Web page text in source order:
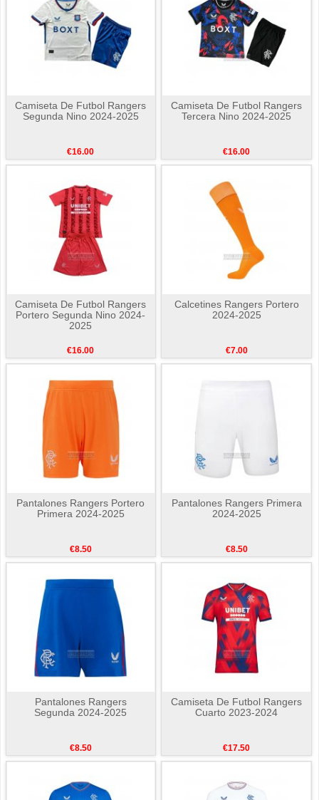
Camiseta De Futbol Rangers
Segunda Nino 2024-2025
€16.00
Camiseta De Futbol Rangers
Tercera Nino 2024-2025
€16.00
Camiseta De Futbol Rangers
Portero Segunda Nino 2024-
2025
€16.00
Calcetines Rangers Portero
2024-2025
€7.00
Pantalones Rangers Portero
Primera 2024-2025
€8.50
Pantalones Rangers Primera
2024-2025
€8.50
Pantalones Rangers
Segunda 2024-2025
€8.50
Camiseta De Futbol Rangers
Cuarto 2023-2024
€17.50